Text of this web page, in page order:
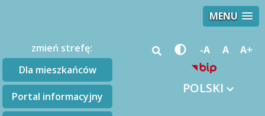
MENU
zmień strefę:
Dla mieszkańców
Portal informacyjny
-A A A+
POLSKI